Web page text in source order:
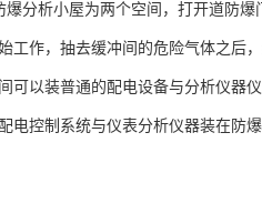
分析小屋为两个空间，打开道防爆
作，抽去缓冲间的危险气体之后
可以装普通的配电设备与分析仪器
控制系统与仪表分析仪器装在防